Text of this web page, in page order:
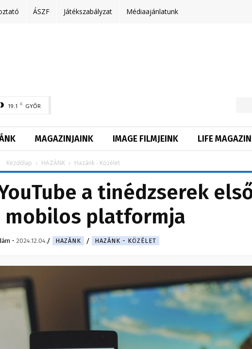
ÁSZF Játékszabályzat Médiaajánlatunk
19.1 C GYŐR
MAGAZINJAINK IMAGE FILMJEINK LIFE MAGAZIN
Kezdőlap HAZÁNK Hazánk - Közélet
a tinédzserek
mobilos platformja
- 2024.12.04. HAZÁNK HAZÁNK - KÖZÉLET